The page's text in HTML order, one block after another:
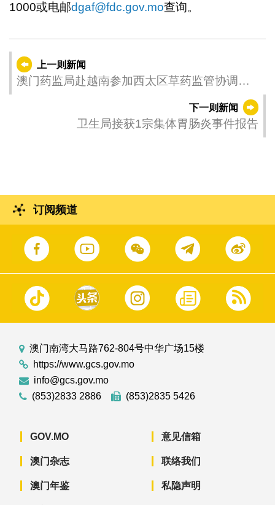
1000或电邮dgaf@fdc.gov.mo查询。
上一则新闻
澳门药监局赴越南参加西太区草药监管协调论
下一则新闻
卫生局接获1宗集体胃肠炎事件报告
订阅频道
澳门南湾大马路762-804号中华广场15楼
https://www.gcs.gov.mo
info@gcs.gov.mo
(853)2833 2886
(853)2835 5426
GOV.MO
澳门杂志
澳门年鉴
意见信箱
联络我们
私隐声明